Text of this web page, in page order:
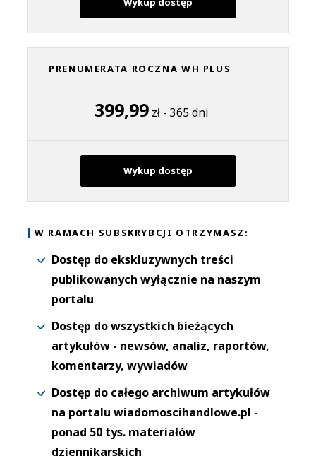
PRENUMERATA ROCZNA WH PLUS
399,99zł - 365 dni
Wykup dostęp
W RAMACH SUBSKRYBCJI OTRZYMASZ:
Dostęp do ekskluzywnych treści
publikowanych wyłącznie na naszym
portalu
Dostęp do wszystkich bieżących
artykułów - newsów, analiz, raportów,
komentarzy, wywiadów
Dostęp do całego archiwum artykułów
na portalu wiadomoscihandlowe.pl -
ponad 50 tys. materiałów
dziennikarskich